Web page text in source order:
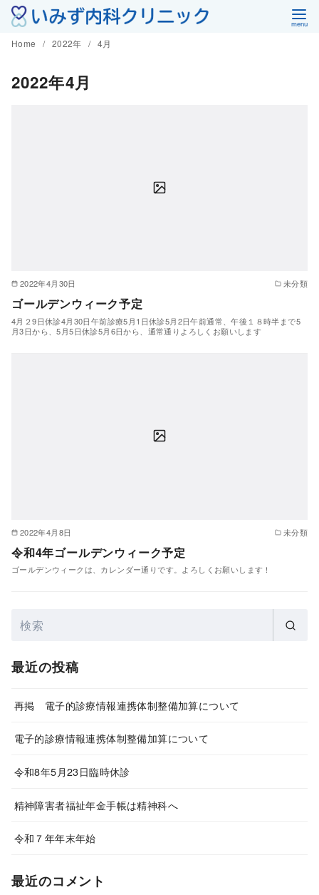
Home 2022年 4月
2022年4月
2022年4月30日 未分類
ゴールデンウィーク予定
4月２9日休診4月30日午前診療5月1日休診5月2日午前通常、午後１８時半まで5
月3日から、5月5日休診5月6日から、通常通りよろしくお願いします
2022年4月8日 未分類
令和4年ゴールデンウィーク予定
ゴールデンウィークは、カレンダー通りです。よろしくお願いします！
最近の投稿
再掲 電子的診療情報連携体制整備加算について
電子的診療情報連携体制整備加算について
令和8年5月23日臨時休診
精神障害者福祉年金手帳は精神科へ
令和７年年末年始
最近のコメント